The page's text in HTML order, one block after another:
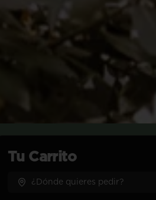
Tu Carrito
¿Dónde quieres pedir?